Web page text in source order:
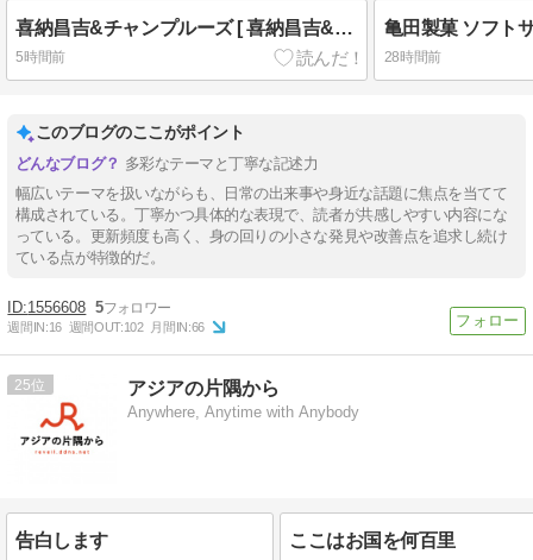
喜納昌吉&チャンプルーズ [ 喜納昌吉&チャンプルーズ ] おいらの懐かしいCD
5時間前 28時間前
このブログのここがポイント
多彩なテーマと丁寧な記述力
幅広いテーマを扱いながらも、日常の出来事や身近な話題に焦点を当てて
構成されている。丁寧かつ具体的な表現で、読者が共感しやすい内容にな
っている。更新頻度も高く、身の回りの小さな発見や改善点を追求し続け
ている点が特徴的だ。
1556608 5
週間IN:16 週間OUT:102 月間IN:66
25 アジアの片隅から
Anywhere, Anytime with Anybody
告白します ここはお国を何百里